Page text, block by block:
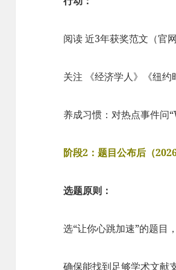
阅读 近3年获奖范文（官
关注 《经济学人》《纽约
养成习惯：对热点事件
阶段2：题目公布后（
选题原则：
选“让你心跳加速”的题目
确保能找到足够学术文献